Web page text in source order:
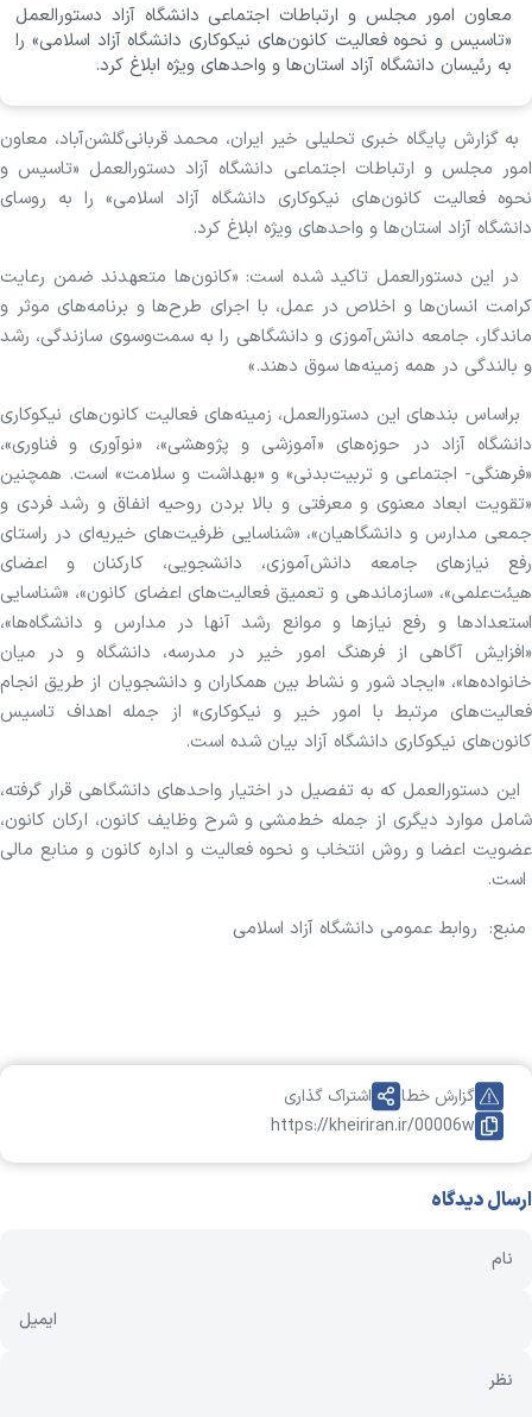
معاون امور مجلس و ارتباطات اجتماعی دانشگاه آزاد دستورالعمل
«تاسیس و نحوه فعالیت کانون‌های نیکوکاری دانشگاه آزاد اسلامی» را
به رئیسان دانشگاه آزاد استان‌ها و واحدهای ویژه ابلاغ کرد.
به گزارش پایگاه خبری تحلیلی خیر ایران، محمد قربانی‌گلشن‌آباد، معاون
امور مجلس و ارتباطات اجتماعی دانشگاه آزاد دستورالعمل «تاسیس و
نحوه فعالیت کانون‌های نیکوکاری دانشگاه آزاد اسلامی» را به روسای
دانشگاه آزاد استان‌ها و واحدهای ویژه ابلاغ کرد.
در این دستورالعمل تاکید شده است: «کانون‌ها متعهدند ضمن رعایت
کرامت انسان‌ها و اخلاص در عمل، با اجرای طرح‌ها و برنامه‌های موثر و
ماندگار، جامعه دانش‌آموزی و دانشگاهی را به سمت‌وسوی سازندگی، رشد
و بالندگی در همه زمینه‌ها سوق دهند.»
براساس بندهای این دستورالعمل، زمینه‌های فعالیت کانون‌های نیکوکاری
دانشگاه آزاد در حوزه‌های «آموزشی و پژوهشی»، «نوآوری و فناوری»،
«فرهنگی- اجتماعی و تربیت‌بدنی» و «بهداشت و سلامت» است. همچنین
«تقویت ابعاد معنوی و معرفتی و بالا بردن روحیه انفاق و رشد فردی و
جمعی مدارس و دانشگاهیان»، «شناسایی ظرفیت‌های خیریه‌ای در راستای
رفع نیازهای جامعه دانش‌آموزی، دانشجویی، کارکنان و اعضای
هیئت‌علمی»، «سازماندهی و تعمیق فعالیت‌های اعضای کانون»، «شناسایی
استعدادها و رفع نیازها و موانع رشد آنها در مدارس و دانشگاه‌ها»،
«افزایش آگاهی از فرهنگ امور خیر در مدرسه، دانشگاه و در میان
خانواده‌ها»، «ایجاد شور و نشاط بین همکاران و دانشجویان از طریق انجام
فعالیت‌های مرتبط با امور خیر و نیکوکاری» از جمله اهداف تاسیس
کانون‌های نیکوکاری دانشگاه آزاد بیان شده است.
این دستورالعمل که به تفصیل در اختیار واحدهای دانشگاهی قرار گرفته،
شامل موارد دیگری از جمله خط‌مشی و شرح وظایف کانون، ارکان کانون،
عضویت اعضا و روش انتخاب و نحوه فعالیت و اداره کانون و منابع مالی
است.
منبع: روابط عمومی دانشگاه آزاد اسلامی
https://kheiriran.ir/00006w
گزارش خطا اشتراک گذاری
ارسال دیدگاه